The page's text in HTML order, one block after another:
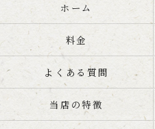
ホーム
料金
よくある質問
当店の特徴